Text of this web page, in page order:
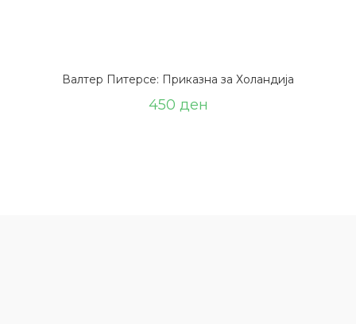
Валтер Питерсе: Приказна за Холандија
450 ден